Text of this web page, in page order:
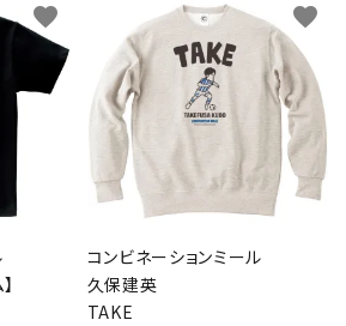
favorite
コンビネーションミール
久保建英
TAKE
favorite